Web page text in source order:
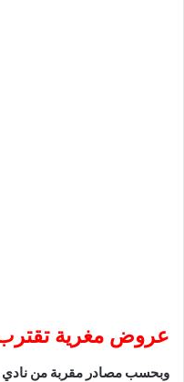
عروض مغرية